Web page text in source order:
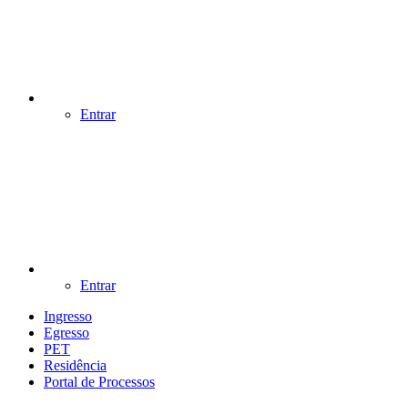
Entrar
Entrar
Ingresso
Egresso
PET
Residência
Portal de Processos